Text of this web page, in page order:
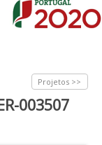
Projetos >>
003507